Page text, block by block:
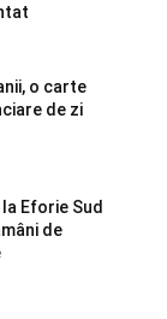
o carte
de zi
Eforie Sud
de